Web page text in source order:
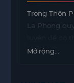
Trong Thôn
La Phong
vùng đất
Mở rộng...